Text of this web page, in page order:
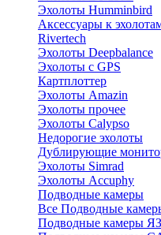
Эхолоты Humminbird
Аксессуары к
Rivertech
Эхолоты Deepbalance
Эхолоты с GPS
Картплоттер
Эхолоты Amazin
Эхолоты прочее
Эхолоты Calypso
Недорогие эхолоты
Дублирующие
Эхолоты Simrad
Эхолоты Accuphy
Подводные камеры
Все Подводные
Подводные камеры